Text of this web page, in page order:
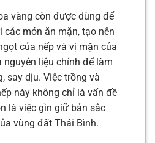
vàng còn được dùng để
các món ăn mặn, tạo nên
của nếp và vị mặn của
nguyên liệu chính để làm
say dịu. Việc trồng và
này không chỉ là vấn đề
là việc gìn giữ bản sắc
vùng đất Thái Bình.